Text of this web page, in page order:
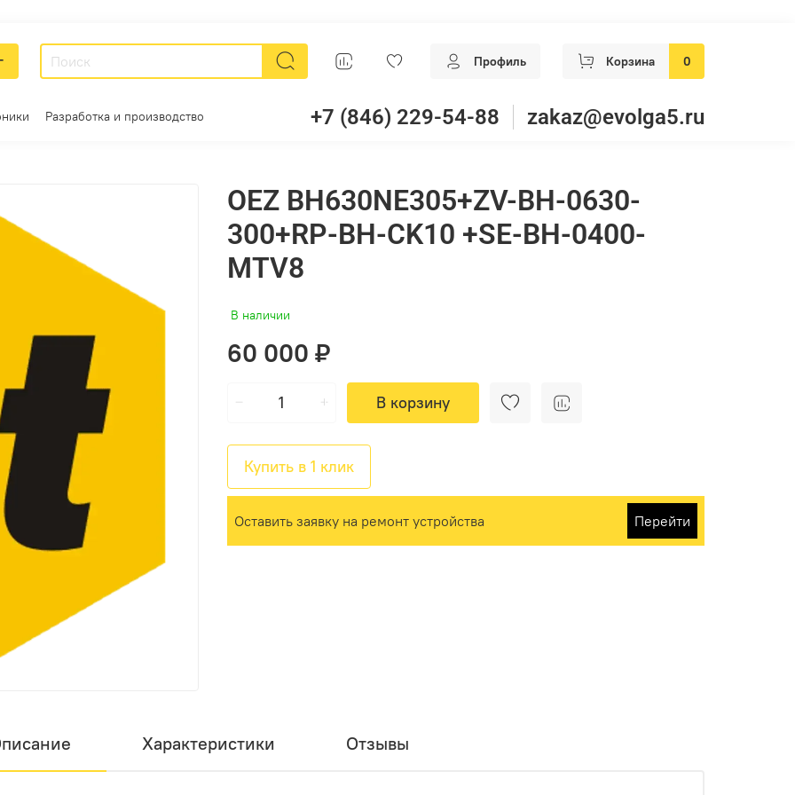
Профиль Корзина 0
Разработка и производство +7 (846) 229-54-88 zakaz@evolga5.ru
OEZ BH630NE305+ZV-BH-0630-
300+RP-BH-CK10 +SE-BH-0400-
MTV8
В наличии
60 000 ₽
В корзину
Купить в 1 клик
Оставить заявку на ремонт устройства Перейти
Характеристики Отзывы